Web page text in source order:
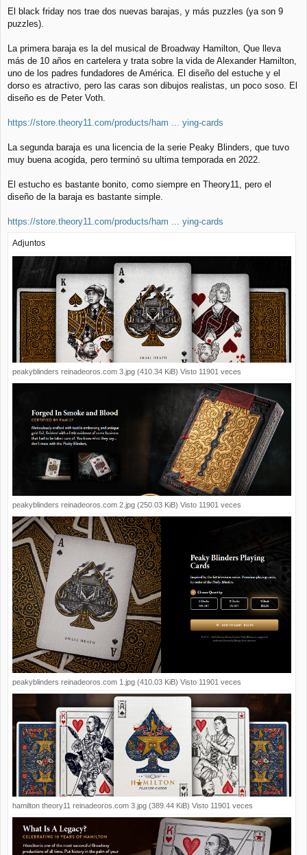
n
s
j
e
El black friday nos trae dos nuevas barajas, y más puzzles (ya son 9
puzzles).
La primera baraja es la del musical de Broadway Hamilton, Que lleva
más de 10 años en cartelera y trata sobre la vida de Alexander Hamilton,
uno de los padres fundadores de América. El diseño del estuche y el
dorso es atractivo, pero las caras son dibujos realistas, un poco soso. El
diseño es de Peter Voth.
https://store.theory11.com/products/ham ... ying-cards
La segunda baraja es una licencia de la serie Peaky Blinders, que tuvo
muy buena acogida, pero terminó su ultima temporada en 2022.
El estucho es bastante bonito, como siempre en Theory11, pero el
diseño de la baraja es bastante simple.
https://store.theory11.com/products/ham ... ying-cards
Adjuntos
peakyblinders reinadeoros.com 3.jpg (410.34 KiB) Visto 11901 veces
peakyblinders reinadeoros.com 2.jpg (250.03 KiB) Visto 11901 veces
peakyblinders reinadeoros.com 1.jpg (410.03 KiB) Visto 11901 veces
hamilton theory11 reinadeoros.com 3.jpg (389.44 KiB) Visto 11901 veces